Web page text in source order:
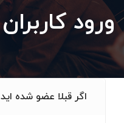
ورود کاربران
اگر قبلا عضو شده اید